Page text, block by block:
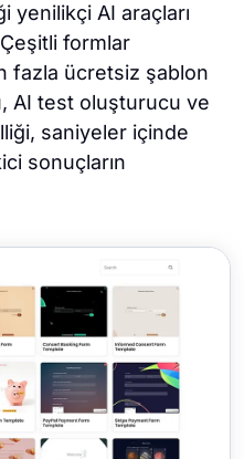
yenilikçi AI araçları
formlar
fazla ücretsiz şablon
AI test oluşturucu ve
saniyeler içinde
sonuçların